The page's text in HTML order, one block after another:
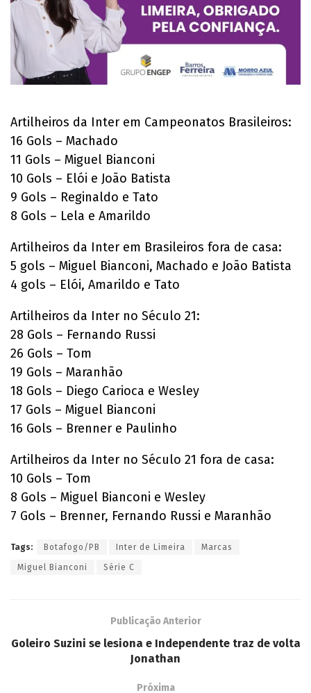
Artilheiros da Inter em Campeonatos Brasileiros:
16 Gols – Machado
11 Gols – Miguel Bianconi
10 Gols – Elói e João Batista
9 Gols – Reginaldo e Tato
8 Gols – Lela e Amarildo
Artilheiros da Inter em Brasileiros fora de casa:
5 gols – Miguel Bianconi, Machado e João Batista
4 gols – Elói, Amarildo e Tato
Artilheiros da Inter no Século 21:
28 Gols – Fernando Russi
26 Gols – Tom
19 Gols – Maranhão
18 Gols – Diego Carioca e Wesley
17 Gols – Miguel Bianconi
16 Gols – Brenner e Paulinho
Artilheiros da Inter no Século 21 fora de casa:
10 Gols – Tom
8 Gols – Miguel Bianconi e Wesley
7 Gols – Brenner, Fernando Russi e Maranhão
Tags: Botafogo/PB Inter de Limeira Marcas
Miguel Bianconi Série C
Publicação Anterior
Goleiro Suzini se lesiona e Independente traz de volta
Jonathan
Próxima